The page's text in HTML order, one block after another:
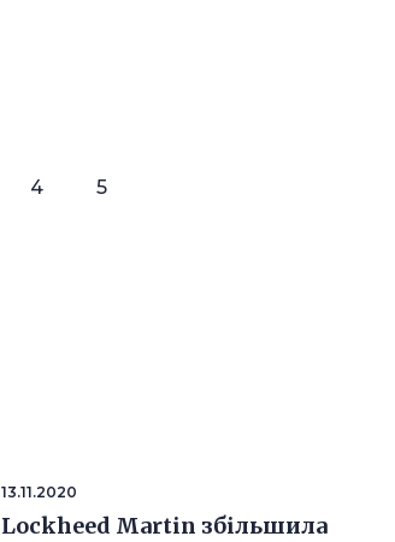
4 5
13.11.2020
Lockheed Martin збільшила